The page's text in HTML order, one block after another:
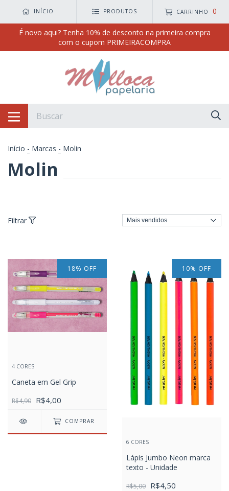
INÍCIO PRODUTOS CARRINHO 0
É novo aqui? Tenha 10% de desconto na primeira compra
com o cupom PRIMEIRACOMPRA
Início - Marcas - Molin
Molin
Filtrar
18% OFF
4 CORES
Caneta em Gel Grip
R$4,90 R$4,00
COMPRAR
10% OFF
6 CORES
Lápis Jumbo Neon marca
texto - Unidade
R$5,00 R$4,50